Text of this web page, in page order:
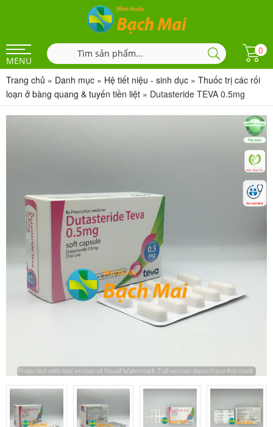
MENU
0
Trang chủ » Danh mục » Hệ tiết niệu - sinh dục » Thuốc trị các rối
loạn ở bàng quang & tuyến tiền liệt » Dutasteride TEVA 0.5mg